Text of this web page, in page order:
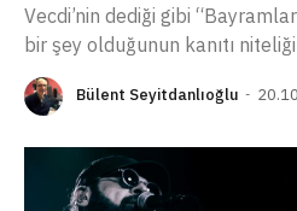
Vecdi’nin dediği gibi
bir şey olduğunun kanıtı
Bülent Seyitdanlıoğlu